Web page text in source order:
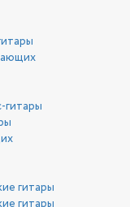
гитары
гитары
гитары